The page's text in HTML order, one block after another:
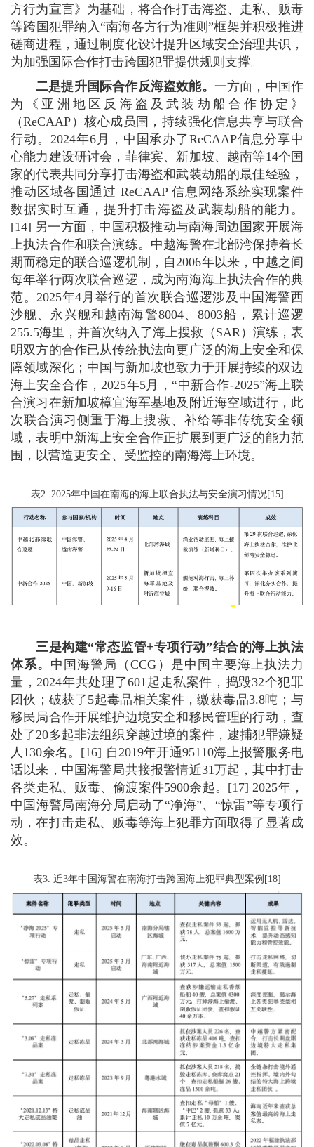
方行为宣言》为基础，将合作打击海盗、走私、贩毒
等跨国犯罪纳入“南海各方行为准则”框架并积极推进
磋商进程，通过制度化设计提升区域安全治理共识，
为加强国际合作打击跨国犯罪提供规则支撑。
二是提升国际合作反海盗效能。 一方面，中国作
为《亚洲地区反海盗及武装劫船合作协定》
（ReCAAP）核心成员国，持续强化信息共享与联合
行动。2024年6月，中国承办了ReCAAP信息分享中
心能力建设研讨会，菲律宾、新加坡、越南等14个国
家的代表共同分享打击海盗和武装劫船的最佳经验，
推动区域各国通过 ReCAAP 信息网络系统实现案件
数据实时互通，提升打击海盗及武装劫船的能力。
[14] 另一方面，中国积极推动与南海周边国家开展海
上执法合作和联合演练。中越海警在北部湾保持着长
期而稳定的联合巡逻机制，自2006年以来，中越之间
每年举行两次联合巡逻，成为南海海上执法合作的典
范。2025年4月举行的首次联合巡逻涉及中国海警西
沙舰、永兴舰和越南海警8004、8003船，累计巡逻
255.5海里，并首次纳入了海上搜救（SAR）演练，表
明双方的合作已从传统执法向更广泛的海上安全和保
障领域深化；中国与新加坡也致力于开展持续的双边
海上安全合作，2025年5月，“中新合作-2025”海上联
合演习在新加坡樟宜海军基地及附近海空域进行，此
次联合演习侧重于海上搜救、补给等非传统安全领
域，表明中新海上安全合作正扩展到更广泛的能力范
围，以营造更安全、受监控的南海海上环境。
表2. 2025年中国在南海的海上联合执法与安全演习情况[15]
三是构建“常态监管+专项行动”结合的海上执法
体系。 中国海警局（CCG）是中国主要海上执法力
量，2024年共处理了601起走私案件，捣毁32个犯罪
团伙；破获了5起毒品相关案件，缴获毒品3.8吨；与
移民局合作开展维护边境安全和移民管理的行动，查
处了20多起非法组织穿越过境的案件，逮捕犯罪嫌疑
人130余名。[16] 自2019年开通95110海上报警服务电
话以来，中国海警局共接报警情近31万起，其中打击
各类走私、贩毒、偷渡案件5900余起。[17] 2025年，
中国海警局南海分局启动了“净海”、“惊雷”等专项行
动，在打击走私、贩毒等海上犯罪方面取得了显著成
效。
表3. 近3年中国海警在南海打击跨国海上犯罪典型案例[18]